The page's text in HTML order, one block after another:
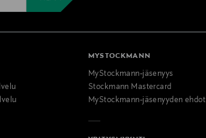
MYSTOCKMANN
MyStockmann-jäsenyys
Stockmann Mastercard
MyStockmann-jäsenyyden ehdot